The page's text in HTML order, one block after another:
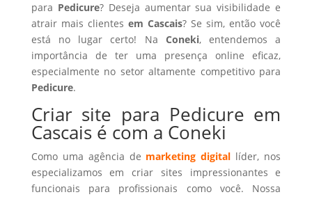
para Pedicure? Deseja aumentar sua visibilidade e
atrair mais clientes em Cascais? Se sim, então você
está no lugar certo! Na Coneki, entendemos a
importância de ter uma presença online eficaz,
especialmente no setor altamente competitivo para
Pedicure.
Criar site para Pedicure em
Cascais é com a Coneki
Como uma agência de marketing digital líder, nos
especializamos em criar sites impressionantes e
funcionais para profissionais como você. Nossa